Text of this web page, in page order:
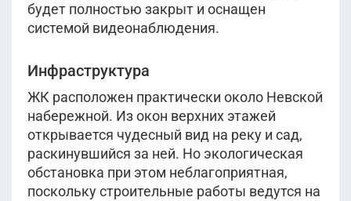
будет полностью закрыт и оснащен
системой видеонаблюдения.
Инфраструктура
ЖК расположен практически около Невской
набережной. Из окон верхних этажей
открывается чудесный вид на реку и сад,
раскинувшийся за ней. Но экологическая
обстановка при этом неблагоприятная,
поскольку строительные работы ведутся на